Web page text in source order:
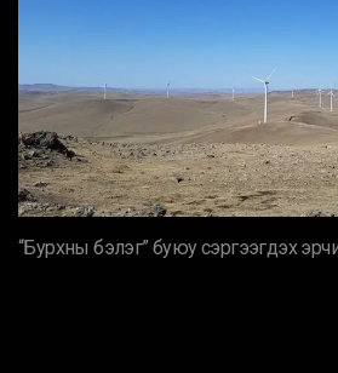
“Бурхны бэлэг” буюу сэргээгдэх